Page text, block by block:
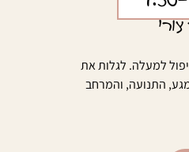
למעלה. לגלות את
התנועה, והמרחב